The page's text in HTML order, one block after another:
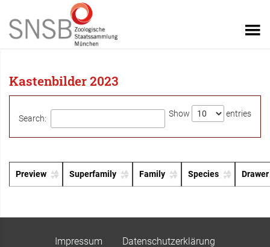
Kastenbilder 2023
Show entries
Search:
Preview Superfamily Family Species Drawer
Impressum
Datenschutzerklärung